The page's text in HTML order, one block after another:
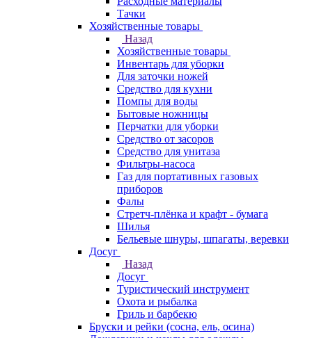
Тачки
Хозяйственные товары
Назад
Хозяйственные товары
Инвентарь для уборки
Для заточки ножей
Средство для кухни
Помпы для воды
Бытовые ножницы
Перчатки для уборки
Средство от засоров
Средство для унитаза
Фильтры-насоса
Газ для портативных газовых
приборов
Фалы
Стретч-плёнка и крафт - бумага
Шилья
Бельевые шнуры, шпагаты, веревки
Досуг
Назад
Досуг
Туристический инструмент
Охота и рыбалка
Гриль и барбекю
Бруски и рейки (сосна, ель, осина)